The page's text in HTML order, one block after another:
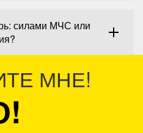
силами МЧС или
МНЕ!